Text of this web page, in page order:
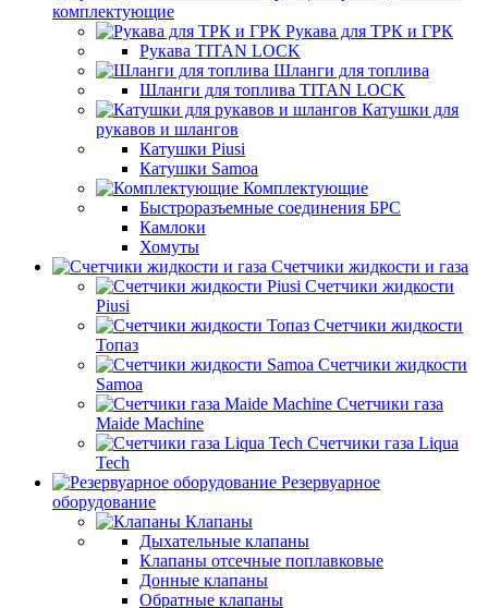
комплектующие
Рукава для ТРК и ГРК
Рукава TITAN LOCK
Шланги для топлива
Шланги для топлива TITAN LOCK
Катушки для
рукавов и шлангов
Катушки Piusi
Катушки Samoa
Комплектующие
Быстроразъемные соединения БРС
Камлоки
Хомуты
Счетчики жидкости и газа
Счетчики жидкости
Piusi
Счетчики жидкости
Топаз
Счетчики жидкости
Samoa
Счетчики газа
Maide Machine
Счетчики газа Liqua
Tech
Резервуарное
оборудование
Клапаны
Дыхательные клапаны
Клапаны отсечные поплавковые
Донные клапаны
Обратные клапаны